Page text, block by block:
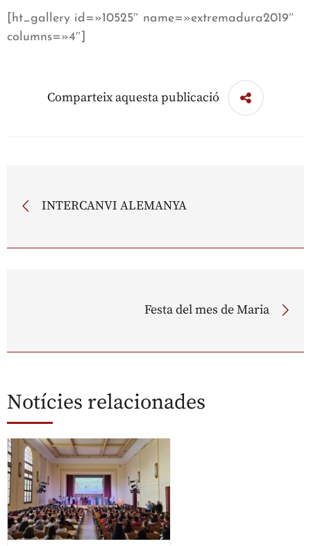
[ht_gallery id=»10525″ name=»extremadura2019″
columns=»4″]
Comparteix aquesta publicació
INTERCANVI ALEMANYA
Festa del mes de Maria
Notícies relacionades